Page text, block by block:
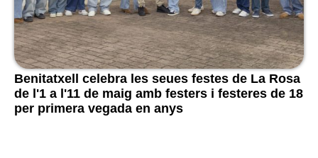
Benitatxell celebra les seues festes de La Rosa
de l'1 a l'11 de maig amb festers i festeres de 18
per primera vegada en anys